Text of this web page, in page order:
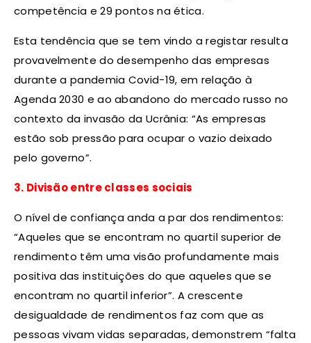
competência e 29 pontos na ética.
Esta tendência que se tem vindo a registar resulta
provavelmente do desempenho das empresas
durante a pandemia Covid-19, em relação à
Agenda 2030 e ao abandono do mercado russo no
contexto da invasão da Ucrânia: “As empresas
estão sob pressão para ocupar o vazio deixado
pelo governo”.
3. Divisão entre classes sociais
O nível de confiança anda a par dos rendimentos:
“Aqueles que se encontram no quartil superior de
rendimento têm uma visão profundamente mais
positiva das instituições do que aqueles que se
encontram no quartil inferior”. A crescente
desigualdade de rendimentos faz com que as
pessoas vivam vidas separadas, demonstrem “falta